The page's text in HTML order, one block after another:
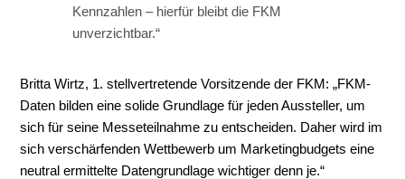
Kennzahlen – hierfür bleibt die FKM
unverzichtbar.“
Britta Wirtz, 1. stellvertretende Vorsitzende der FKM: „FKM-
Daten bilden eine solide Grundlage für jeden Aussteller, um
sich für seine Messeteilnahme zu entscheiden. Daher wird im
sich verschärfenden Wettbewerb um Marketingbudgets eine
neutral ermittelte Datengrundlage wichtiger denn je.“